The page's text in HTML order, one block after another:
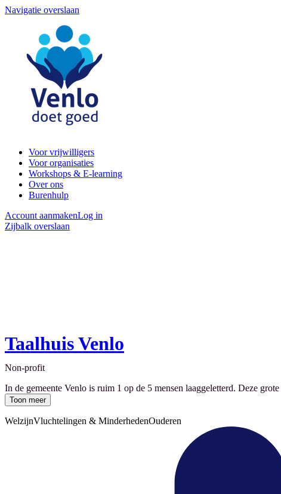
Navigatie overslaan
Voor vrijwilligers
Voor organisaties
Workshops & E-learning
Over ons
Burenhulp
Account aanmakenLog in
Zijbalk overslaan
Taalhuis Venlo
Non-profit
In de gemeente Venlo is ruim 1 op de 5 mensen laaggeletterd. Deze
Toon meer
WelzijnVluchtelingen & MinderhedenOuderen